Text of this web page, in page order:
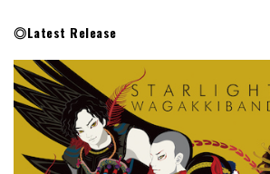
◎Latest Release